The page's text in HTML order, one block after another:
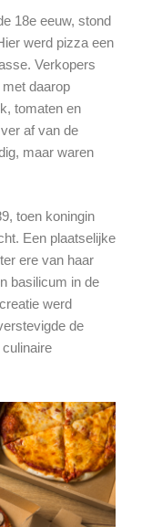
18e eeuw, stond
werd pizza een
Verkopers
daarop
tomaten en
af van de
maar waren
toen koningin
Een plaatselijke
ere van haar
basilicum in de
werd
de